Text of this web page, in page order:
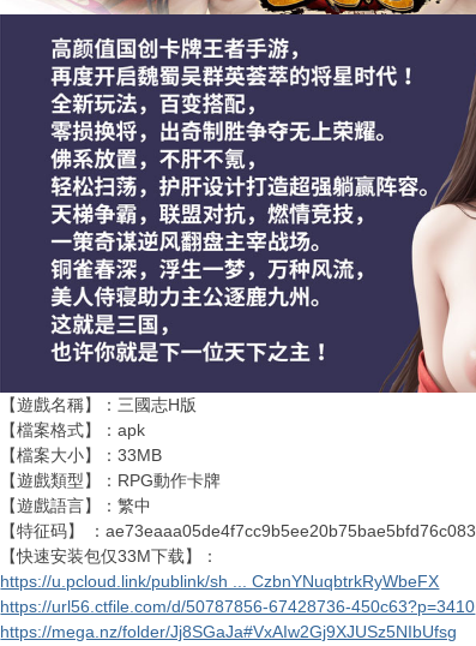
【遊戲名稱】：三國志H版
【檔案格式】：apk
【檔案大小】：33MB
【遊戲類型】：RPG動作卡牌
【遊戲語言】：繁中
【特征码】 ：ae73eaaa05de4f7cc9b5ee20b75bae5bfd76c083
【快速安装包仅33M下载】：
https://u.pcloud.link/publink/sh ... CzbnYNuqbtrkRyWbeFX
https://url56.ctfile.com/d/50787856-67428736-450c63?p=3410
https://mega.nz/folder/Jj8SGaJa#VxAIw2Gj9XJUSz5NIbUfsg